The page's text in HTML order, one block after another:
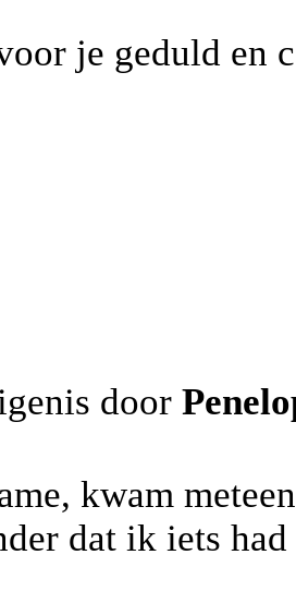
je geduld en
door
kwam
dat ik iets had